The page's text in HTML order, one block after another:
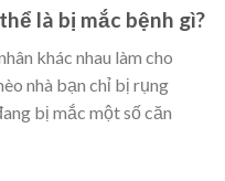
là bị mắc bệnh gì?
khác nhau làm cho
nhà bạn chỉ bị rụng
bị mắc một số căn